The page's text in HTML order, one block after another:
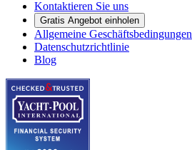
Kontaktieren Sie uns
Gratis Angebot einholen
Allgemeine Geschäftsbedingungen
Datenschutzrichtlinie
Blog